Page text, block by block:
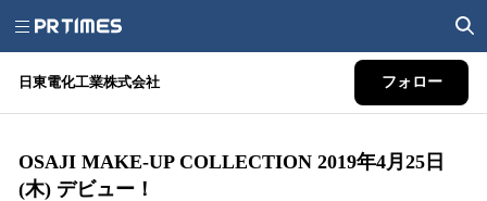
日東電化工業株式会社 フォロー
OSAJI MAKE-UP COLLECTION 2019年4月25日
(木) デビュー！